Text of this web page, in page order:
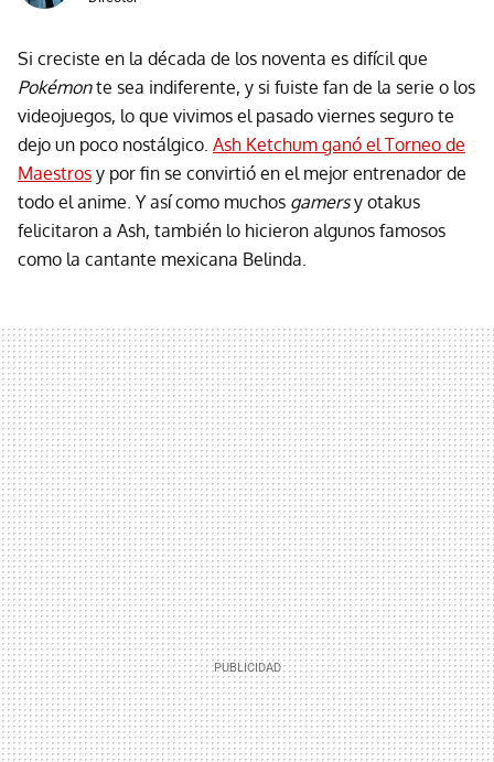
Si creciste en la década de los noventa es difícil que
Pokémonte sea indiferente, y si fuiste fan de la serie o los
videojuegos, lo que vivimos el pasado viernes seguro te
dejo un poco nostálgico. Ash Ketchum ganó el Torneo de
Maestros y por fin se convirtió en el mejor entrenador de
todo el anime. Y así como muchos gamersy otakus
felicitaron a Ash, también lo hicieron algunos famosos
como la cantante mexicana Belinda.